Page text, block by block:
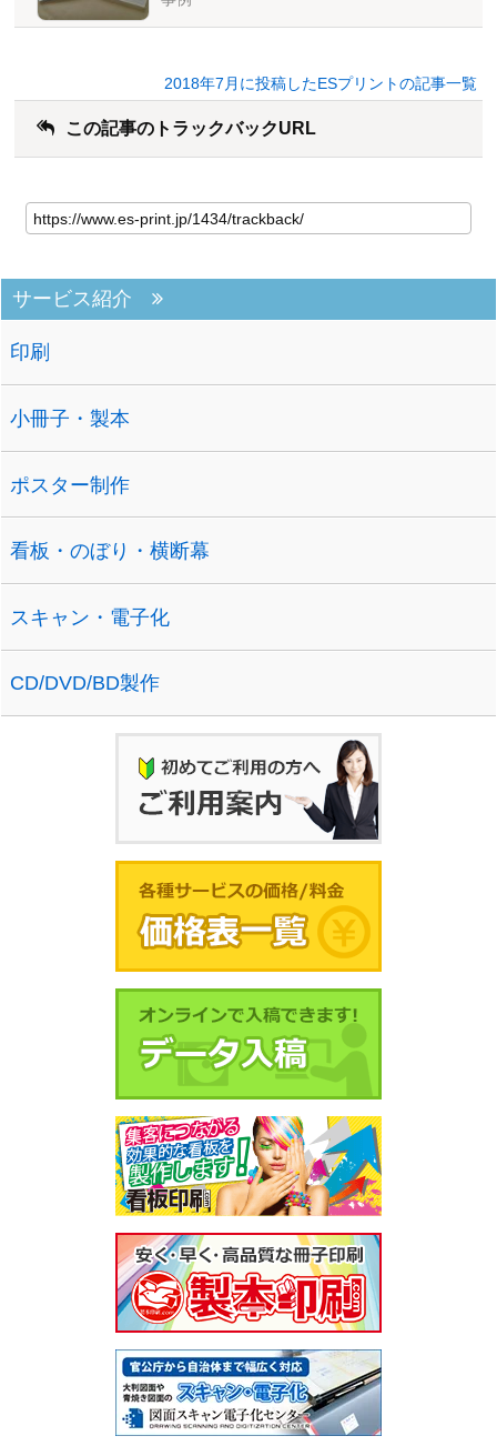
2018年7月に投稿したESプリントの記事一覧
この記事のトラックバックURL
サービス紹介
印刷
小冊子・製本
ポスター制作
看板・のぼり・横断幕
スキャン・電子化
CD/DVD/BD製作